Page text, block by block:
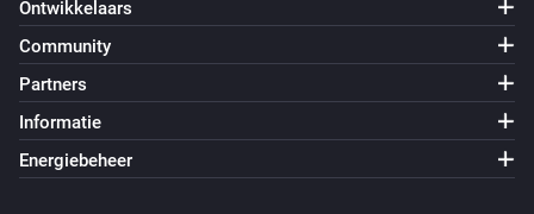
Ontwikkelaars
Community
Partners
Informatie
Energiebeheer